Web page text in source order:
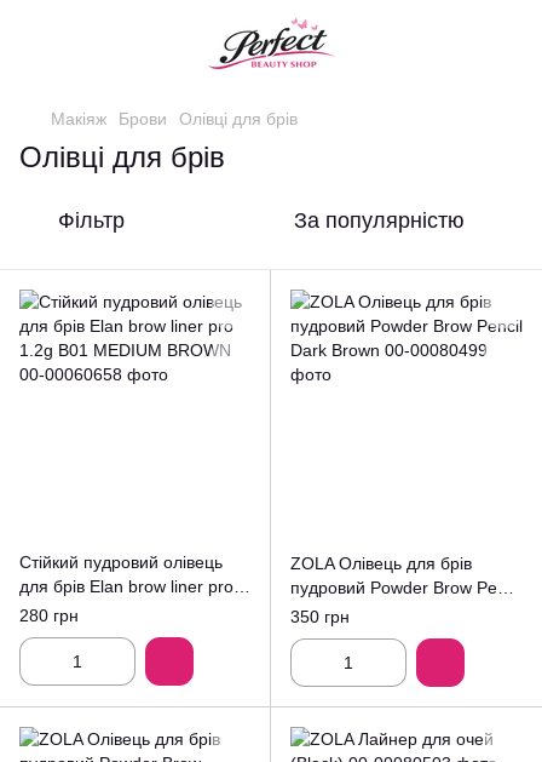
Макіяж Брови Олівці для брів
Олівці для брів
Фільтр За популярністю
Стійкий пудровий олівець
для брів Elan brow liner pro
1.2g B01 MEDIUM BROWN
280 грн
ZOLA Олівець для брів
пудровий Powder Brow Pencil
Dark Brown
350 грн